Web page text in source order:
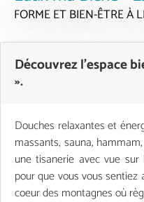
FORME ET BIEN-ÊTREÀ
Découvrez l'espace
».
Douches relaxantes et
massants, sauna,
une tisanerie avec vue
pour que vous vous
coeur des montagnes où